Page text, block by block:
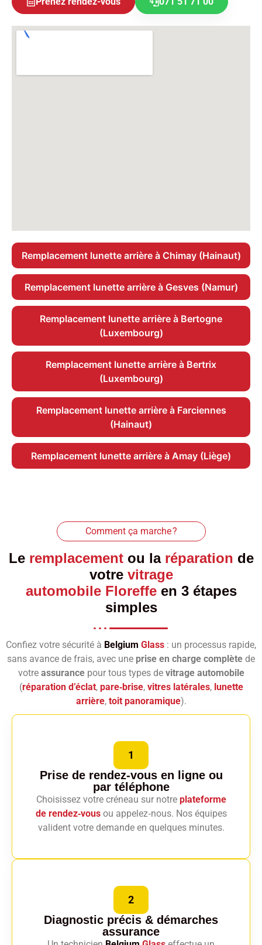
Remplacement lunette arrière à Chimay (Hainaut)
Remplacement lunette arrière à Gesves (Namur)
Remplacement lunette arrière à Bertogne
(Luxembourg)
Remplacement lunette arrière à Bertrix
(Luxembourg)
Remplacement lunette arrière à Farciennes
(Hainaut)
Remplacement lunette arrière à Amay (Liège)
Comment ça marche ?
Le remplacementou la réparation de
votre vitrage
automobile Floreffeen 3 étapes
simples
Confiez votre sécurité à Belgium Glass : un processus rapide,
sans avance de frais, avec une prise en charge complète de
votre assurancepour tous types de vitrage automobile
(réparation d’éclat, pare‑brise, vitres latérales, lunette
arrière, toit panoramique).
1
Prise de rendez-vous en ligne ou
par téléphone
Choisissez votre créneau sur notre plateforme
de rendez‑vousou appelez‑nous. Nos équipes
valident votre demande en quelques minutes.
2
Diagnostic précis & démarches
assurance